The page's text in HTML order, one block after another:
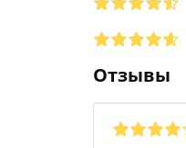
Отзывы